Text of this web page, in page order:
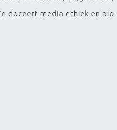
doceert media ethiek en bio-